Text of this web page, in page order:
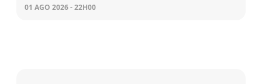
01 AGO 2026 - 22H00